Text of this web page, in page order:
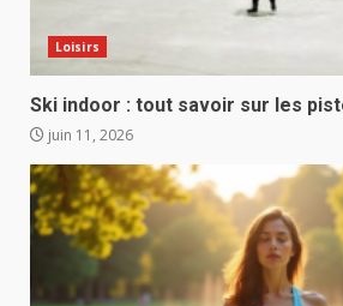
Loisirs
Ski indoor : tout savoir sur les
juin 11, 2026